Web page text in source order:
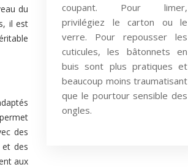
du
il est
des
des
aux
coupant. Pour limer,
privilégiez le carton ou le
verre. Pour repousser les
cuticules, les bâtonnets en
buis sont plus pratiques et
beaucoup moins traumatisant
que le pourtour sensible des
ongles.